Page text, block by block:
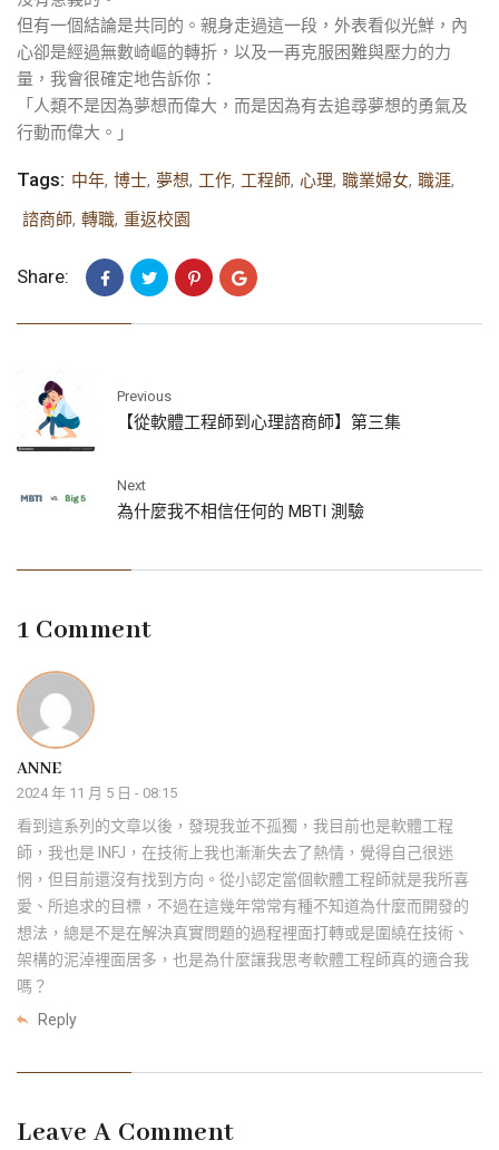
但有一個結論是共同的。親身走過這一段，外表看似光鮮，內
心卻是經過無數崎嶇的轉折，以及一再克服困難與壓力的力
量，我會很確定地告訴你：
「人類不是因為夢想而偉大，而是因為有去追尋夢想的勇氣及
行動而偉大。」
Tags: 中年, 博士, 夢想, 工作, 工程師, 心理, 職業婦女, 職涯,
諮商師, 轉職, 重返校園
Share:
Previous
【從軟體工程師到心理諮商師】第三集
Next
為什麼我不相信任何的 MBTI 測驗
1 Comment
ANNE
2024 年 11 月 5 日 - 08:15
看到這系列的文章以後，發現我並不孤獨，我目前也是軟體工程
師，我也是 INFJ，在技術上我也漸漸失去了熱情，覺得自己很迷
惘，但目前還沒有找到方向。從小認定當個軟體工程師就是我所喜
愛、所追求的目標，不過在這幾年常常有種不知道為什麼而開發的
想法，總是不是在解決真實問題的過程裡面打轉或是圍繞在技術、
架構的泥淖裡面居多，也是為什麼讓我思考軟體工程師真的適合我
嗎？
Reply
Leave A Comment